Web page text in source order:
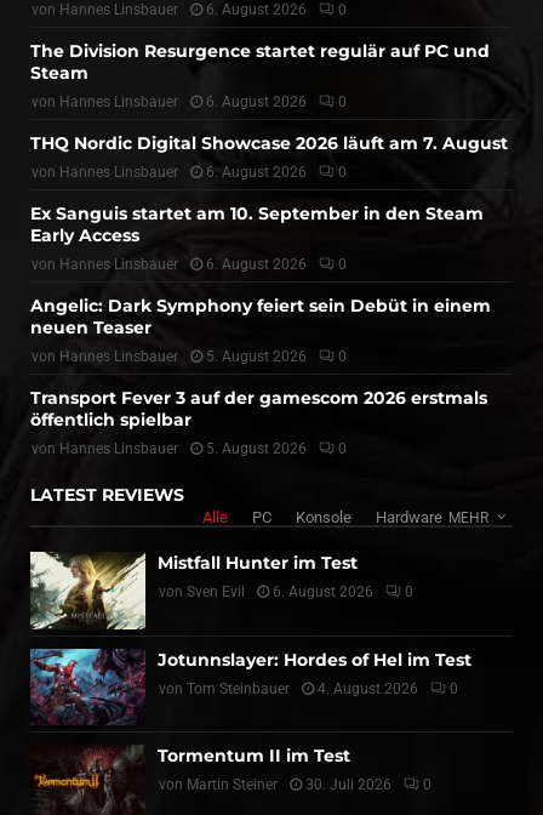
von Hannes Linsbauer 6. August 2026 0
The Division Resurgence startet regulär auf PC und
Steam
von Hannes Linsbauer 6. August 2026 0
THQ Nordic Digital Showcase 2026 läuft am 7. August
von Hannes Linsbauer 6. August 2026 0
Ex Sanguis startet am 10. September in den Steam
Early Access
von Hannes Linsbauer 6. August 2026 0
Angelic: Dark Symphony feiert sein Debüt in einem
neuen Teaser
von Hannes Linsbauer 5. August 2026 0
Transport Fever 3 auf der gamescom 2026 erstmals
öffentlich spielbar
von Hannes Linsbauer 5. August 2026 0
LATEST REVIEWS
Alle PC Konsole Hardware MEHR
Mistfall Hunter im Test
von Sven Evil 6. August 2026 0
Jotunnslayer: Hordes of Hel im Test
von Tom Steinbauer 4. August 2026 0
Tormentum II im Test
von Martin Steiner 30. Juli 2026 0